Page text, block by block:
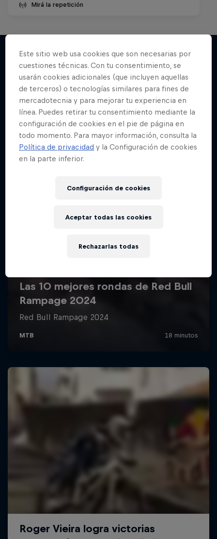
Mirá la repetición
Más contenidos similares
Este sitio web usa cookies que son necesarias por
cuestiones técnicas. Con tu consentimiento, se
usarán cookies adicionales (que incluyen aquellas
de terceros) o tecnologías similares para fines de
mercadotecnia y para mejorar tu experiencia en
línea. Puedes retirar tu consentimiento mediante la
configuración de cookies en el pie de página en
todo momento. Para mayor información, consulta la
Política de privacidad y la Configuración de cookies
en la parte inferior.
Configuración de cookies
Rechazarlas todas
Aceptar todas las cookies